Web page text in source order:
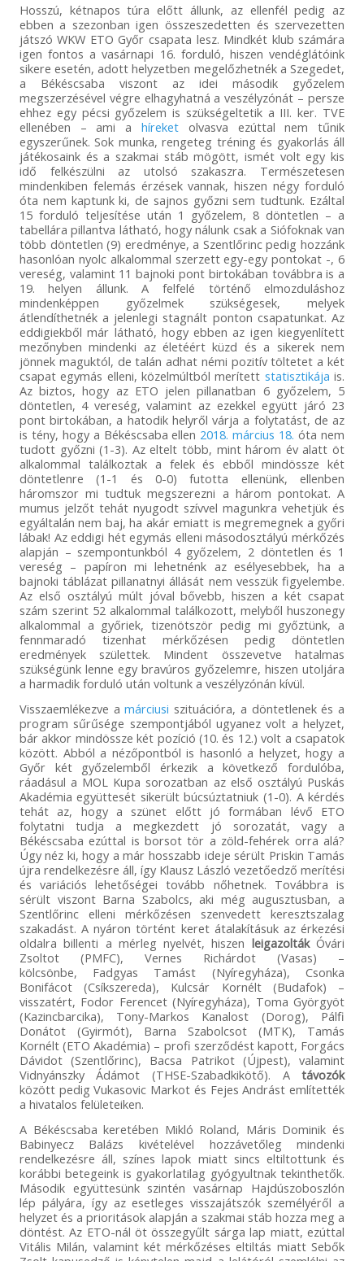
Hosszú, kétnapos túra előtt állunk, az ellenfél pedig az
ebben a szezonban igen összeszedetten és szervezetten
játszó WKW ETO Győr csapata lesz. Mindkét klub számára
igen fontos a vasárnapi 16. forduló, hiszen vendéglátóink
sikere esetén, adott helyzetben megelőzhetnék a Szegedet,
a Békéscsaba viszont az idei második győzelem
megszerzésével végre elhagyhatná a veszélyzónát – persze
ehhez egy pécsi győzelem is szükségeltetik a III. ker. TVE
ellenében – ami a híreket olvasva ezúttal nem tűnik
egyszerűnek. Sok munka, rengeteg tréning és gyakorlás áll
játékosaink és a szakmai stáb mögött, ismét volt egy kis
idő felkészülni az utolsó szakaszra. Természetesen
mindenkiben felemás érzések vannak, hiszen négy forduló
óta nem kaptunk ki, de sajnos győzni sem tudtunk. Ezáltal
15 forduló teljesítése után 1 győzelem, 8 döntetlen – a
tabellára pillantva látható, hogy nálunk csak a Siófoknak van
több döntetlen (9) eredménye, a Szentlőrinc pedig hozzánk
hasonlóan nyolc alkalommal szerzett egy-egy pontokat -, 6
vereség, valamint 11 bajnoki pont birtokában továbbra is a
19. helyen állunk. A felfelé történő elmozduláshoz
mindenképpen győzelmek szükségesek, melyek
átlendíthetnék a jelenlegi stagnált ponton csapatunkat. Az
eddigiekből már látható, hogy ebben az igen kiegyenlített
mezőnyben mindenki az életéért küzd és a sikerek nem
jönnek maguktól, de talán adhat némi pozitív töltetet a két
csapat egymás elleni, közelmúltból merített statisztikája is.
Az biztos, hogy az ETO jelen pillanatban 6 győzelem, 5
döntetlen, 4 vereség, valamint az ezekkel együtt járó 23
pont birtokában, a hatodik helyről várja a folytatást, de az
is tény, hogy a Békéscsaba ellen 2018. március 18. óta nem
tudott győzni (1-3). Az eltelt több, mint három év alatt öt
alkalommal találkoztak a felek és ebből mindössze két
döntetlenre (1-1 és 0-0) futotta ellenünk, ellenben
háromszor mi tudtuk megszerezni a három pontokat. A
mumus jelzőt tehát nyugodt szívvel magunkra vehetjük és
egyáltalán nem baj, ha akár emiatt is megremegnek a győri
lábak! Az eddigi hét egymás elleni másodosztályú mérkőzés
alapján – szempontunkból 4 győzelem, 2 döntetlen és 1
vereség – papíron mi lehetnénk az esélyesebbek, ha a
bajnoki táblázat pillanatnyi állását nem vesszük figyelembe.
Az első osztályú múlt jóval bővebb, hiszen a két csapat
szám szerint 52 alkalommal találkozott, melyből huszonegy
alkalommal a győriek, tizenötször pedig mi győztünk, a
fennmaradó tizenhat mérkőzésen pedig döntetlen
eredmények születtek. Mindent összevetve hatalmas
szükségünk lenne egy bravúros győzelemre, hiszen utoljára
a harmadik forduló után voltunk a veszélyzónán kívül.
Visszaemlékezve amárciusi szituációra, a döntetlenek és a
program sűrűsége szempontjából ugyanez volt a helyzet,
bár akkor mindössze két pozíció (10. és 12.) volt a csapatok
között. Abból a nézőpontból is hasonló a helyzet, hogy a
Győr két győzelemből érkezik a következő fordulóba,
ráadásul a MOL Kupa sorozatban az első osztályú Puskás
Akadémia együttesét sikerült búcsúztatniuk (1-0). A kérdés
tehát az, hogy a szünet előtt jó formában lévő ETO
folytatni tudja a megkezdett jó sorozatát, vagy a
Békéscsaba ezúttal is borsot tör a zöld-fehérek orra alá?
Úgy néz ki, hogy a már hosszabb ideje sérült Priskin Tamás
újra rendelkezésre áll, így Klausz László vezetőedző merítési
és variációs lehetőségei tovább nőhetnek. Továbbra is
sérült viszont Barna Szabolcs, aki még augusztusban, a
Szentlőrinc elleni mérkőzésen szenvedett keresztszalag
szakadást. A nyáron történt keret átalakításuk az érkezési
oldalra billenti a mérleg nyelvét, hiszen leigazoltákÓvári
Zsoltot (PMFC), Vernes Richárdot (Vasas) –
kölcsönbe, Fadgyas Tamást (Nyíregyháza), Csonka
Bonifácot (Csíkszereda), Kulcsár Kornélt (Budafok) –
visszatért, Fodor Ferencet (Nyíregyháza), Toma Györgyöt
(Kazincbarcika), Tony-Markos Kanalost (Dorog), Pálfi
Donátot (Gyirmót), Barna Szabolcsot (MTK), Tamás
Kornélt (ETO Akadémia) – profi szerződést kapott, Forgács
Dávidot (Szentlőrinc), Bacsa Patrikot (Újpest), valamint
Vidnyánszky Ádámot (THSE-Szabadkikötő). Atávozók
között pedig Vukasovic Markot és Fejes Andrást említették
a hivatalos felületeiken.
A Békéscsaba keretében Mikló Roland, Máris Dominik és
Babinyecz Balázs kivételével hozzávetőleg mindenki
rendelkezésre áll, színes lapok miatt sincs eltiltottunk és
korábbi betegeink is gyakorlatilag gyógyultnak tekinthetők.
Második együttesünk szintén vasárnap Hajdúszoboszlón
lép pályára, így az esetleges visszajátszók személyéről a
helyzet és a prioritások alapján a szakmai stáb hozza meg a
döntést. Az ETO-nál öt összegyűlt sárga lap miatt, ezúttal
Vitális Milán, valamint két mérkőzéses eltiltás miatt Sebők